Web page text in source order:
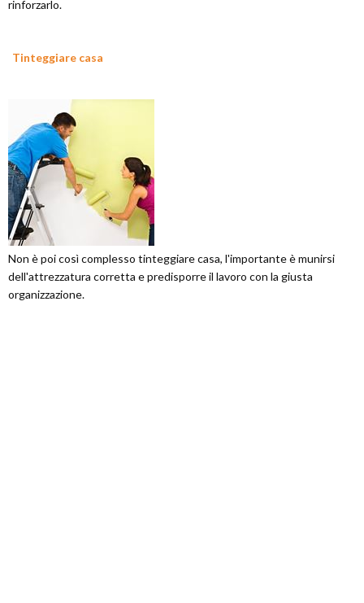
rinforzarlo.
Tinteggiare casa
Non è poi così complesso tinteggiare casa, l'importante è munirsi
dell'attrezzatura corretta e predisporre il lavoro con la giusta
organizzazione.